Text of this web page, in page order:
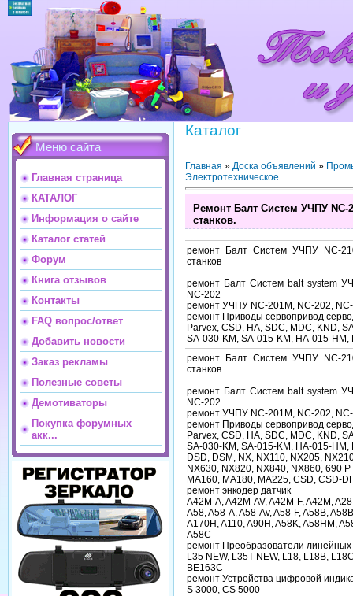
Меню сайта
Главная страница
КАТАЛОГ
Информация о сайте
Каталог статей
Форум
Книга отзывов
Контакты
FAQ вопрос/ответ
Добавить новости
Заказ рекламы
Полезные советы
Демотиваторы
Покупка форумных
акк...
Каталог
Главная » Доска объявлений »
Электротехническое
Ремонт Балт Систем УЧПУ NC-
станков.
ремонт Балт Систем УЧПУ NC-
станков
ремонт Балт Систем balt system
NC-202
ремонт УЧПУ NC-201M, NC-202,
ремонт Приводы сервопривод
Parvex, CSD, HA, SDC, MDC, KND,
SA-030-KM, SA-015-KM, HA-015-
ремонт Балт Систем УЧПУ NC-
станков
ремонт Балт Систем balt system
NC-202
ремонт УЧПУ NC-201M, NC-202,
ремонт Приводы сервопривод
Parvex, CSD, HA, SDC, MDC, KND,
SA-030-KM, SA-015-KM, HA-015-
DSD, DSM, NX, NX110, NX205,
NX630, NX820, NX840, NX860, 690
MA160, MA180, MA225, CSD, CSD-
ремонт энкодер датчик
A42M-A, A42M-AV, A42M-F, A42M,
A58, A58-A, A58-Av, A58-F, A58B,
A170H, A110, A90H, A58K, A58HM,
A58C
ремонт Преобразователи
L35 NEW, L35T NEW, L18, L18B,
BE163C
ремонт Устройства цифровой
S 3000, CS 5000